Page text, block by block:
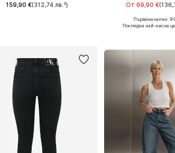
159,90 €(312,74 лв.³) От 69,90 €
Предлага се в
Първоначално:
Последна най-ниска